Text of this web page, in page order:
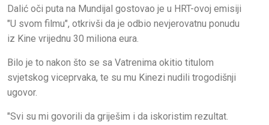
Dalić oči puta na Mundijal gostovao je u HRT-ovoj emisiji
"U svom filmu", otkrivši da je odbio nevjerovatnu ponudu
iz Kine vrijednu 30 miliona eura.
Bilo je to nakon što se sa Vatrenima okitio titulom
svjetskog viceprvaka, te su mu Kinezi nudili trogodišnji
ugovor.
"Svi su mi govorili da griješim i da iskoristim rezultat.